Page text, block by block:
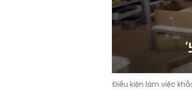
Điều kiện làm việc